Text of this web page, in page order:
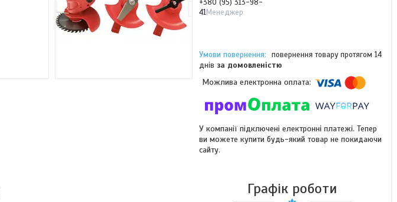
+380 (95) 313-98-
41Менеджер
повернення товару протягом 14
днів за домовленістю
У компанії підключені електронні платежі. Тепер
ви можете купити будь-який товар не покидаючи
сайту.
Графік роботи